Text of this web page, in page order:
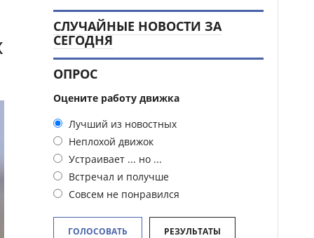
СЛУЧАЙНЫЕ НОВОСТИ ЗА
СЕГОДНЯ
ОПРОС
Оцените работу движка
Лучший из новостных
Неплохой движок
Устраивает ... но ...
Встречал и получше
Совсем не понравился
ГОЛОСОВАТЬ РЕЗУЛЬТАТЫ